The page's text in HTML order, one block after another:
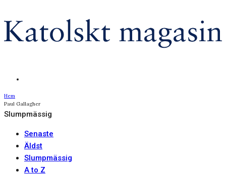
Hem
Paul Gallagher
Slumpmässig
Senaste
Äldst
Slumpmässig
A to Z